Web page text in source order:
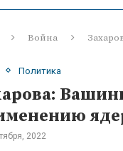
Война
Политика
2022